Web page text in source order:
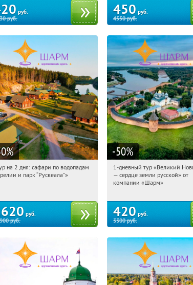
руб.
руб.
450 руб.
4550руб.
%
20:37:04 Купили:
на 2 дня: сафари по водопадам
и парк “Рускеала"»
руб.
руб.
-50%
20:37:04
Достоевская
1-дневный тур «Великий
— сердце земли русской» от
компании «Шарм»
420 руб.
3300руб.